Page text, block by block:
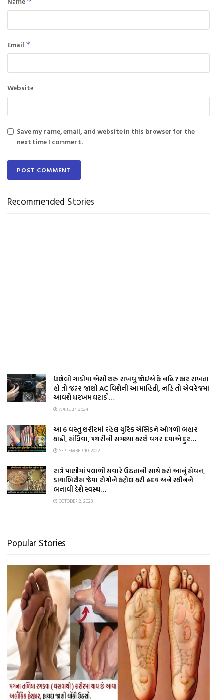
Email *
Website
Save my name, email, and website in this browser for the
next time I comment.
Recommended Stories
ઉભેલી ગાડીમાં એસી શરુ રાખવું જોઈએ કે નહિ ? કાર રાખતા
હો તો જરૂર જાણો AC વિશેની આ માહિતી, નહિ તો એવરેજમાં
આવશે ધરખમ ઘટાડો…
APRIL 24, 2024
આ 6 વસ્તુ શરીરમાં રહેલ યુરિક એસિડને ઓગળી બહાર
કાઢી, સંધિવા, પથરીની સમસ્યા કરશે વગર દવાએ દુર…
SEPTEMBER 10, 2022
રાત્રે પાણીમાં પલાળી સવારે ઉઠતાની સાથે કરો આનું સેવન,
ડાયાબિટીસ જેવા રોગોને કંટ્રોલ કરી હૃદય અને સ્કીનને
બનાવી દેશે સ્વસ્થ…
OCTOBER 2, 2023
Popular Stories